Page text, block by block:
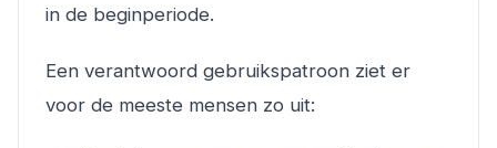
in de beginperiode.
Een verantwoord gebruikspatroon ziet er
voor de meeste mensen zo uit: